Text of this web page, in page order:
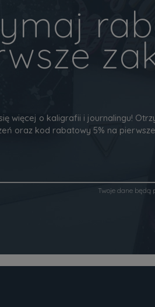
więcej o kaligrafii i journalingu!
oraz kod rabatowy 5% na
Twoje dane będą